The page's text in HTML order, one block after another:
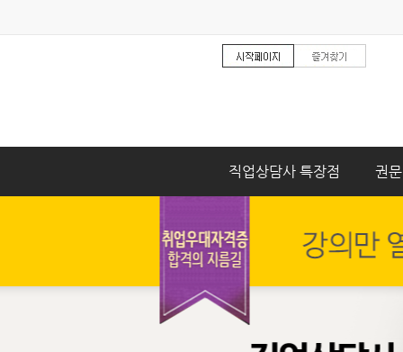
직업상담사 특장점 권